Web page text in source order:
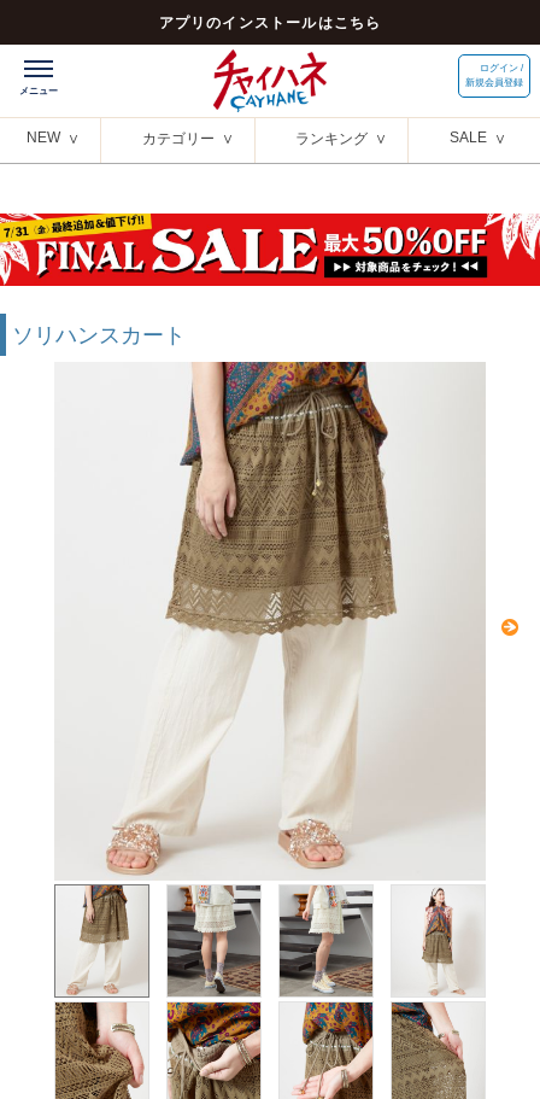
アプリのインストールはこちら
ログイン /
新規会員登録
NEW カテゴリー ランキング SALE
ソリハンスカート